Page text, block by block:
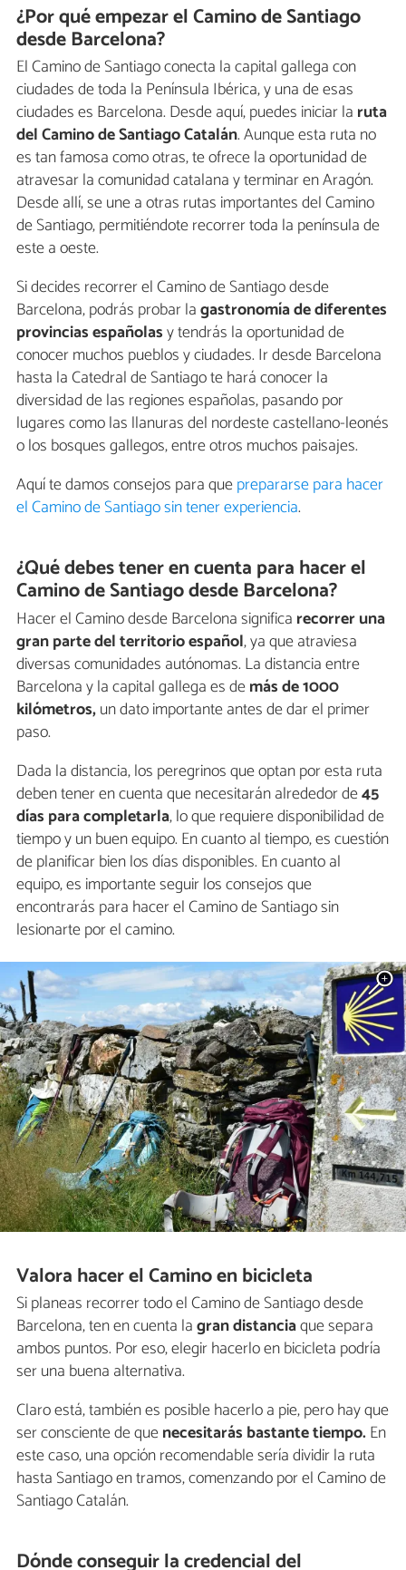
¿Por qué empezar el Camino de Santiago
desde Barcelona?
El Camino de Santiago conecta la capital gallega con
ciudades de toda la Península Ibérica, y una de esas
ciudades es Barcelona. Desde aquí, puedes iniciar la ruta
del Camino de Santiago Catalán. Aunque esta ruta no
es tan famosa como otras, te ofrece la oportunidad de
atravesar la comunidad catalana y terminar en Aragón.
Desde allí, se une a otras rutas importantes del Camino
de Santiago, permitiéndote recorrer toda la península de
este a oeste.
Si decides recorrer el Camino de Santiago desde
Barcelona, podrás probar lagastronomía de diferentes
provincias españolasy tendrás la oportunidad de
conocer muchos pueblos y ciudades. Ir desde Barcelona
hasta la Catedral de Santiago te hará conocer la
diversidad de las regiones españolas, pasando por
lugares como las llanuras del nordeste castellano-leonés
o los bosques gallegos, entre otros muchos paisajes.
Aquí te damos consejos para queprepararse para hacer
el Camino de Santiago sin tener experiencia.
¿Qué debes tener en cuenta para hacer el
Camino de Santiago desde Barcelona?
Hacer el Camino desde Barcelona significa recorrer una
gran parte del territorio español, ya que atraviesa
diversas comunidades autónomas. La distancia entre
Barcelona y la capital gallega es demás de 1000
kilómetros,un dato importante antes de dar el primer
paso.
Dada la distancia, los peregrinos que optan por esta ruta
deben tener en cuenta que necesitarán alrededor de45
días para completarla, lo que requiere disponibilidad de
tiempo y un buen equipo. En cuanto al tiempo, es cuestión
de planificar bien los días disponibles. En cuanto al
equipo, es importante seguir los consejos que
encontrarás para hacer el Camino de Santiago sin
lesionarte por el camino.
Valora hacer el Camino en bicicleta
Si planeas recorrer todo el Camino de Santiago desde
Barcelona, ten en cuenta lagran distanciaque separa
ambos puntos. Por eso, elegir hacerlo en bicicleta podría
ser una buena alternativa.
Claro está, también es posible hacerlo a pie, pero hay que
ser consciente de quenecesitarás bastante tiempo.En
este caso, una opción recomendable sería dividir la ruta
hasta Santiago en tramos, comenzando por el Camino de
Santiago Catalán.
Dónde conseguir la credencial del